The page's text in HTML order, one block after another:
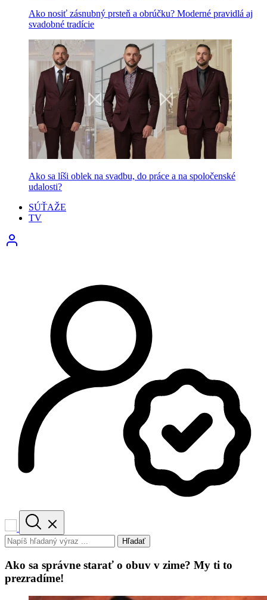
Ako nosiť zásnubný prsteň a obrúčku? Moderné pravidlá aj
svadobné tradície
Ako sa líši oblek na svadbu, do práce a na spoločenské
udalosti?
SÚŤAŽE
TV
Hľadať
Ako sa správne starať o obuv v zime? My ti to
prezradíme!